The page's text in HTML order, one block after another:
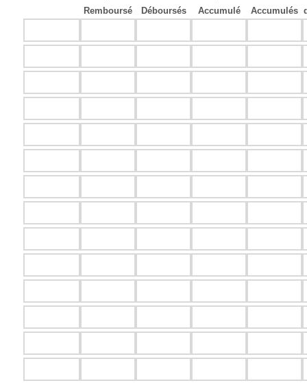
Remboursé
Déboursés
Accumulé
Accumulés